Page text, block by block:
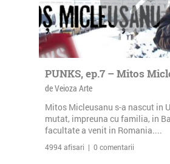
PUNKS, ep.7 – Mitos
de Veioza Arte
Mitos Micleusanu s-a nascut in
mutat, impreuna cu familia, in
facultate a venit in Romania....
4994 afisari | 0 comentarii